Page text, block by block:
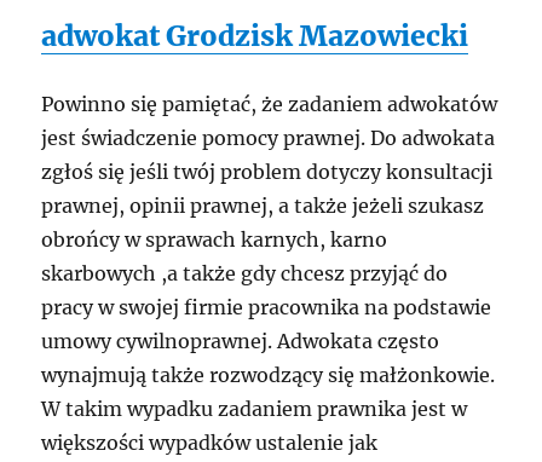
adwokat Grodzisk Mazowiecki
Powinno się pamiętać, że zadaniem adwokatów
jest świadczenie pomocy prawnej. Do adwokata
zgłoś się jeśli twój problem dotyczy konsultacji
prawnej, opinii prawnej, a także jeżeli szukasz
obrońcy w sprawach karnych, karno
skarbowych ,a także gdy chcesz przyjąć do
pracy w swojej firmie pracownika na podstawie
umowy cywilnoprawnej. Adwokata często
wynajmują także rozwodzący się małżonkowie.
W takim wypadku zadaniem prawnika jest w
większości wypadków ustalenie jak